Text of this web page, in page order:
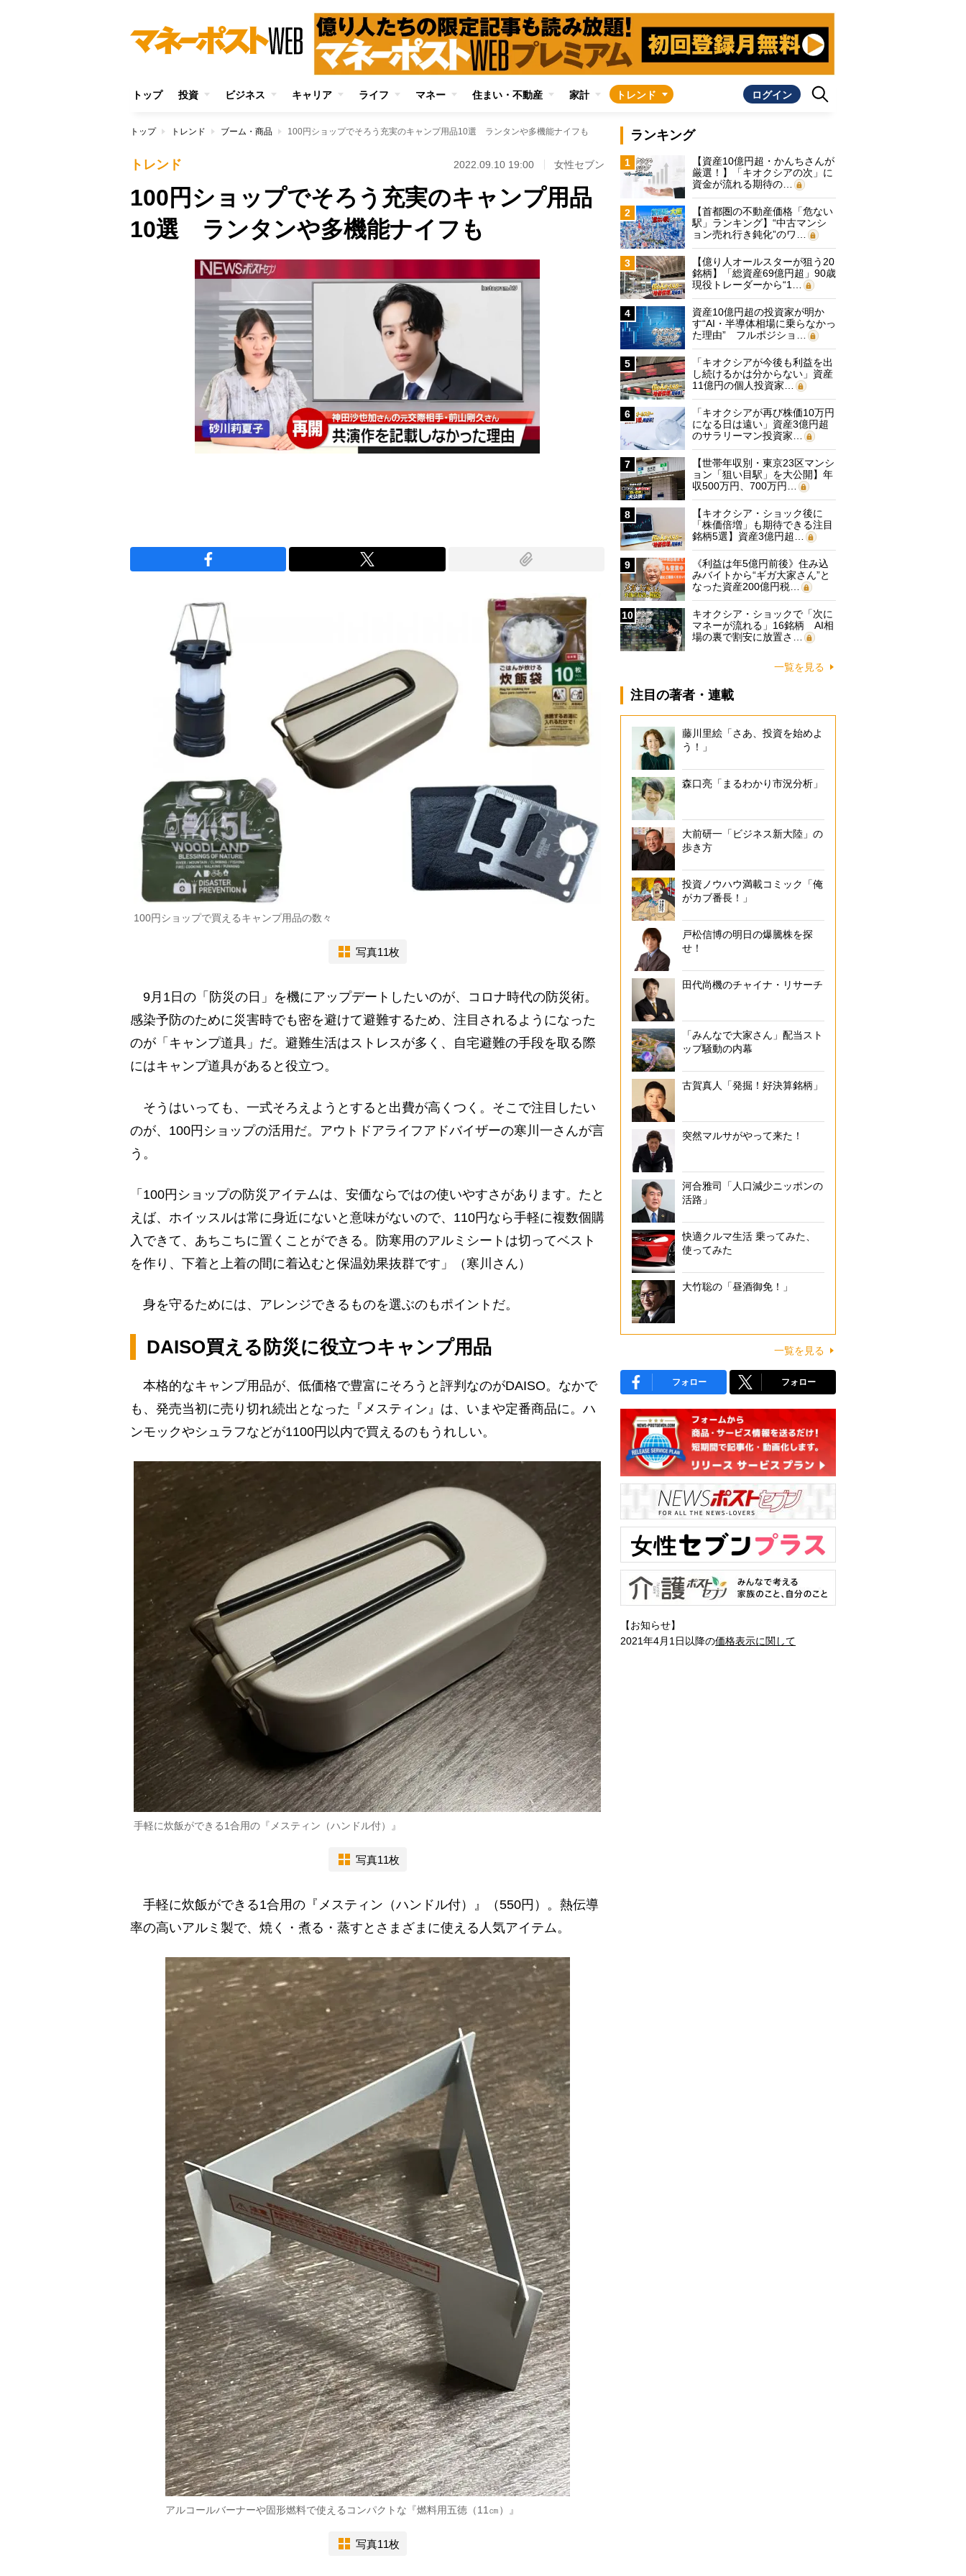
トップ 投資 ビジネス キャリア ライフ マネー 住まい・不動産 家計 トレンド ログイン
トップ トレンド ブーム・商品 100円ショップでそろう充実のキャンプ用品10選 ランタンや多機能ナイフも
トレンド 2022.09.10 19:00 女性セブン
100円ショップでそろう充実のキャンプ用品
10選 ランタンや多機能ナイフも
100円ショップで買えるキャンプ用品の数々
写真11枚
9月1日の「防災の日」を機にアップデートしたいのが、コロナ時代の防災術。
感染予防のために災害時でも密を避けて避難するため、注目されるようになった
のが「キャンプ道具」だ。避難生活はストレスが多く、自宅避難の手段を取る際
にはキャンプ道具があると役立つ。
そうはいっても、一式そろえようとすると出費が高くつく。そこで注目したい
のが、100円ショップの活用だ。アウトドアライフアドバイザーの寒川一さんが言
う。
「100円ショップの防災アイテムは、安価ならではの使いやすさがあります。たと
えば、ホイッスルは常に身近にないと意味がないので、110円なら手軽に複数個購
入できて、あちこちに置くことができる。防寒用のアルミシートは切ってベスト
を作り、下着と上着の間に着込むと保温効果抜群です」（寒川さん）
身を守るためには、アレンジできるものを選ぶのもポイントだ。
DAISO買える防災に役立つキャンプ用品
本格的なキャンプ用品が、低価格で豊富にそろうと評判なのがDAISO。なかで
も、発売当初に売り切れ続出となった『メスティン』は、いまや定番商品に。ハ
ンモックやシュラフなどが1100円以内で買えるのもうれしい。
手軽に炊飯ができる1合用の『メスティン（ハンドル付）』
写真11枚
手軽に炊飯ができる1合用の『メスティン（ハンドル付）』（550円）。熱伝導
率の高いアルミ製で、焼く・煮る・蒸すとさまざまに使える人気アイテム。
アルコールバーナーや固形燃料で使えるコンパクトな『燃料用五徳（11㎝）』
写真11枚
ランキング
1
【資産10億円超・かんちさんが
厳選！】「キオクシアの次」に
資金が流れる期待の…
2
【首都圏の不動産価格「危ない
駅」ランキング】“中古マンシ
ョン売れ行き鈍化”のワ…
3
【億り人オールスターが狙う20
銘柄】「総資産69億円超」90歳
現役トレーダーから“1…
4
資産10億円超の投資家が明か
す“AI・半導体相場に乗らなかっ
た理由” フルポジショ…
5
「キオクシアが今後も利益を出
し続けるかは分からない」資産
11億円の個人投資家…
6
「キオクシアが再び株価10万円
になる日は遠い」資産3億円超
のサラリーマン投資家…
7
【世帯年収別・東京23区マンシ
ョン「狙い目駅」を大公開】年
収500万円、700万円…
8
【キオクシア・ショック後に
「株価倍増」も期待できる注目
銘柄5選】資産3億円超…
9
《利益は年5億円前後》住み込
みバイトから“ギガ大家さん”と
なった資産200億円税…
10
キオクシア・ショックで「次に
マネーが流れる」16銘柄 AI相
場の裏で割安に放置さ…
一覧を見る
注目の著者・連載
藤川里絵「さあ、投資を始めよ
う！」
森口亮「まるわかり市況分析」
大前研一「ビジネス新大陸」の
歩き方
投資ノウハウ満載コミック「俺
がカブ番長！」
戸松信博の明日の爆騰株を探
せ！
田代尚機のチャイナ・リサーチ
「みんなで大家さん」配当スト
ップ騒動の内幕
古賀真人「発掘！好決算銘柄」
突然マルサがやって来た！
河合雅司「人口減少ニッポンの
活路」
快適クルマ生活 乗ってみた、
使ってみた
大竹聡の「昼酒御免！」
一覧を見る
フォロー フォロー
【お知らせ】
2021年4月1日以降の価格表示に関して